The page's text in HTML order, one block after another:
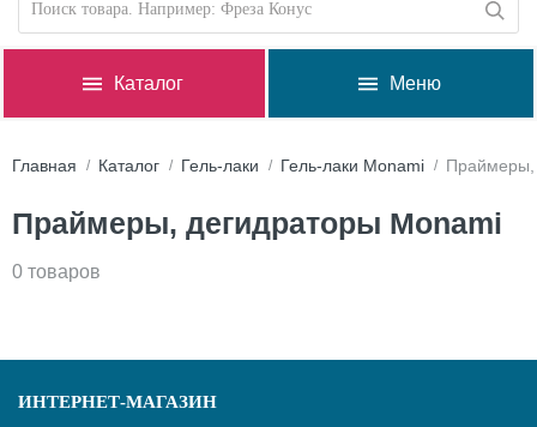
Каталог Меню
Главная Каталог Гель-лаки Гель-лаки Monami Праймеры,
Праймеры, дегидраторы Monami
0 товаров
ИНТЕРНЕТ-МАГАЗИН